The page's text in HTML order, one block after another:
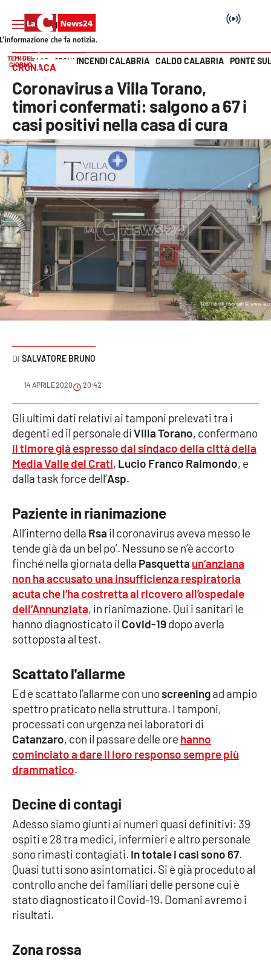
SEZIONI
Cronaca
Politica
Attualità
Economia e lavoro
Italia Mondo
Sanità
Sport
Meteo
Editoriali
VIDEO
Ambiente
Cronaca
Cultura
Economia e Lavoro
Politica
Società
Sport
RUBRICHE
Good Morning Vietnam
Parchi Marini Calabria
Leggendo Alvaro insieme
Imprese Di Calabria
Le perfidie di Antonella Grippo
Venti di comunicazione
Vai
TEMI DEL
GIORNO
INCENDI CALABRIA CALDO CALABRIA PONTE
HOME PAGE CRONACA
CRONACA
Coronavirus a Villa Torano,
timori confermati: salgono a 67 i
casi positivi nella casa di cura
SALVATORE BRUNO
14 APRILE 2020 20:42
Gli ultimi dati relativi ai tamponi prelevati tra i
degenti ed il personale diVilla Torano, confermano
il timore già espresso dal sindaco della città della
Media Valle del Crati, Lucio Franco Raimondo, e
dalla task force dell’Asp.
Paziente in rianimazione
All’interno della Rsa il coronavirus aveva messo le
tende già da un bel po’. Nessuno se n’è accorto
finché nella giornata della Pasquetta un’anziana
non ha accusato una insufficienza respiratoria
acuta che l’ha costretta al ricovero all’ospedale
dell’Annunziata, in rianimazione. Qui i sanitari le
hanno diagnosticato il Covid-19 dopo averla
sottoposta al test.
Scattato l'allarme
Ed è scattato l’allarme con unoscreeningad ampio
spettro praticato nella struttura. I tamponi,
processati con urgenza nei laboratori di
Catanzaro, con il passare delle ore hanno
cominciato a dare il loro responso sempre più
drammatico.
Decine di contagi
Adesso siamo giunti ai numeri quasi definitivi: 39
ospiti e 28 tra medici, infermieri e altro personale
sono rimasti contagiati. In totale i casi sono 67.
Quasi tutti sono asintomatici. Si è già proceduto al
controllo anche dei familiari delle persone cui è
stato diagnosticato il Covid-19. Domani avremo i
risultati.
Zona rossa